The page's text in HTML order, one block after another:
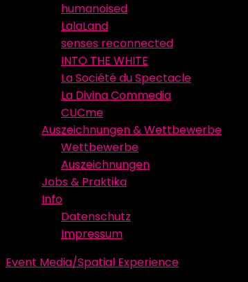
humanoised
LalaLand
senses reconnected
INTO THE WHITE
La Société du Spectacle
La Divina Commedia
CUCme
Auszeichnungen & Wettbewerbe
Wettbewerbe
Auszeichnungen
Jobs & Praktika
Info
Datenschutz
Impressum
Event Media/Spatial Experience